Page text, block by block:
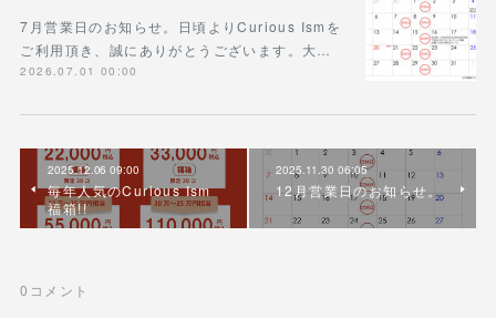
7月営業日のお知らせ。日頃よりCurious Ismを
ご利用頂き、誠にありがとうございます。大…
2026.07.01 00:00
2025.12.06 09:00
毎年人気のCurious Ism
福箱!!
2025.11.30 06:05
12月営業日のお知らせ。
0 コメント